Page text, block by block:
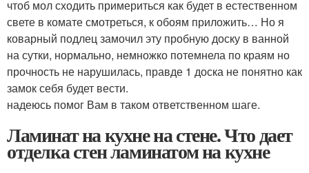
чтоб мол сходить примериться как будет в естественном
свете в комате смотреться, к обоям приложить… Но я
коварный подлец замочил эту пробную доску в ванной
на сутки, нормально, немножко потемнела по краям но
прочность не нарушилась, правде 1 доска не понятно как
замок себя будет вести.
надеюсь помог Вам в таком ответственном шаге.
Ламинат на кухне на стене. Что дает
отделка стен ламинатом на кухне